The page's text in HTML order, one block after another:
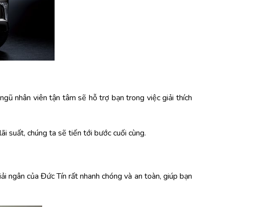
nhân viên tận tâm sẽ hỗ trợ bạn trong việc giải thích
suất, chúng ta sẽ tiến tới bước cuối cùng.
của Đức Tín rất nhanh chóng và an toàn, giúp bạn